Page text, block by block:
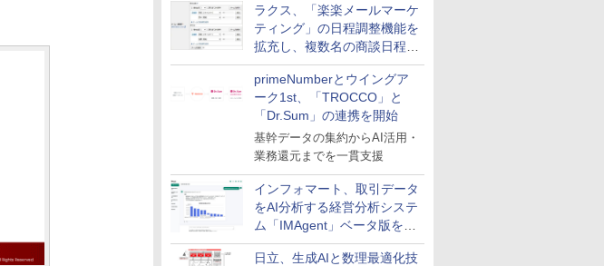
ラクス、「楽楽メールマーケ
ティング」の日程調整機能を
拡充し、複数名の商談日程調
整を効率化
primeNumberとウイングア
ーク1st、「TROCCO」と
「Dr.Sum」の連携を開始
基幹データの集約からAI活用・
業務還元までを一貫支援
インフォマート、取引データ
をAI分析する経営分析システ
ム「IMAgent」ベータ版を提
供
日立、生成AIと数理最適化技